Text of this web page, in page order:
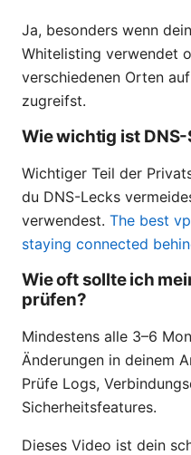
Ja, besonders wenn
Whitelisting verwendet
verschiedenen Orten
zugreifst.
Wie wichtig ist
Wichtiger Teil der
du DNS-Lecks
verwendest. The best
staying connected
Wie oft sollte ich
prüfen?
Mindestens alle 3–6
Änderungen in deinem
Prüfe Logs,
Sicherheitsfeatures.
Dieses Video ist dein